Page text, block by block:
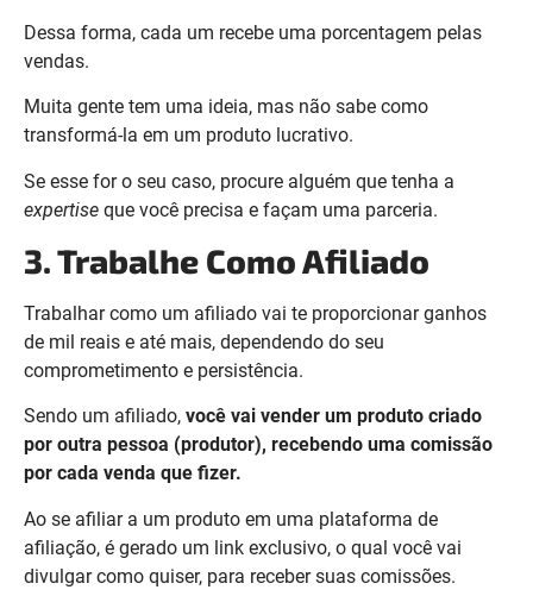
Dessa forma, cada um recebe uma porcentagem pelas
vendas.
Muita gente tem uma ideia, mas não sabe como
transformá-la em um produto lucrativo.
Se esse for o seu caso, procure alguém que tenha a
expertise que você precisa e façam uma parceria.
3. Trabalhe Como Afiliado
Trabalhar como um afiliado vai te proporcionar ganhos
de mil reais e até mais, dependendo do seu
comprometimento e persistência.
Sendo um afiliado, você vai vender um produto criado
por outra pessoa (produtor), recebendo uma comissão
por cada venda que fizer.
Ao se afiliar a um produto em uma plataforma de
afiliação, é gerado um link exclusivo, o qual você vai
divulgar como quiser, para receber suas comissões.